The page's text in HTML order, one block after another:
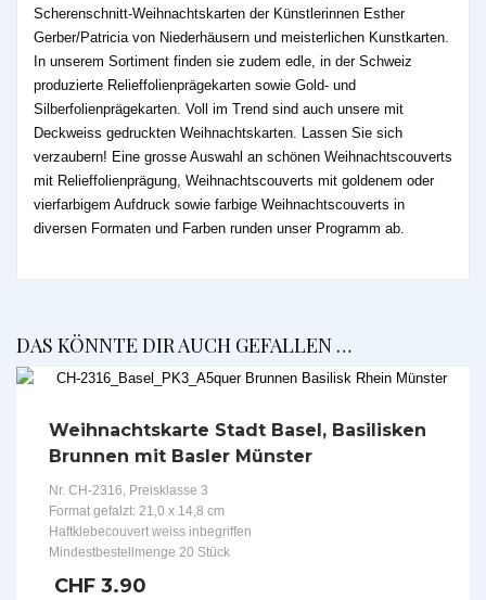
Scherenschnitt-Weihnachtskarten der Künstlerinnen Esther
Gerber/Patricia von Niederhäusern und meisterlichen Kunstkarten.
In unserem Sortiment finden sie zudem edle, in der Schweiz
produzierte Relieffolienprägekarten sowie Gold- und
Silberfolienprägekarten. Voll im Trend sind auch unsere mit
Deckweiss gedruckten Weihnachtskarten. Lassen Sie sich
verzaubern! Eine grosse Auswahl an schönen Weihnachtscouverts
mit Relieffolienprägung, Weihnachtscouverts mit goldenem oder
vierfarbigem Aufdruck sowie farbige Weihnachtscouverts in
diversen Formaten und Farben runden unser Programm ab.
DAS KÖNNTE DIR AUCH GEFALLEN …
Weihnachtskarte Stadt Basel, Basilisken
Brunnen mit Basler Münster
Nr. CH-2316, Preisklasse 3
Format gefalzt: 21,0 x 14,8 cm
Haftklebecouvert weiss inbegriffen
Mindestbestellmenge 20 Stück
CHF 3.90